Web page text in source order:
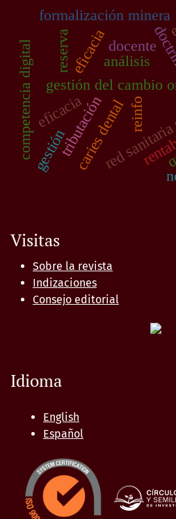
gestión del cambio
red
caries dental
competencia digital
docente
análisis
formalización minera
reinfo
tributación
eficacia
eficacia
gestión
reserva
Visitas
Sobre la revista
Indizaciones
Consejo editorial
Idioma
English
Español